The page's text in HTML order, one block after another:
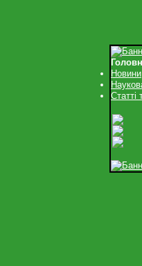
Новини
Статті